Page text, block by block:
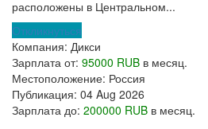
расположены в Центральном...
Откликнуться
Компания: Дикси
Зарплата от: 95000 RUB в месяц.
Местоположение: Россия
Публикация: 04 Aug 2026
Зарплата до: 200000 RUB в месяц.